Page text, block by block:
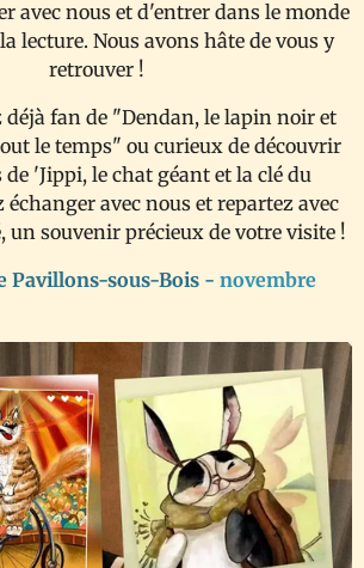
avec nous et d'entrer dans le monde
lecture. Nous avons hâte de vous y
retrouver !
déjà fan de "Dendan, le lapin noir et
le temps" ou curieux de découvrir
de 'Jippi, le chat géant et la clé du
avec nous et repartez avec
un souvenir précieux de votre visite !
Pavillons-sous-Bois - novembre